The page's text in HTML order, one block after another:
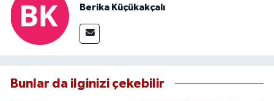
Berika Küçükakçalı
Bunlar da ilginizi çekebilir